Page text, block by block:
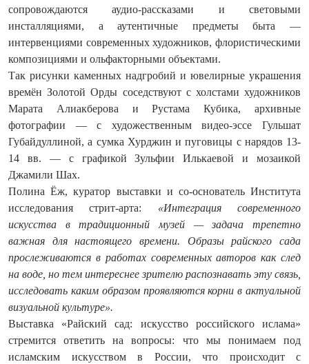
сопровождаются аудио-рассказами и световыми
инсталляциями, а аутентичные предметы быта —
интервенциями современных художников, флористическими
композициями и ольфакторными объектами.
Так рисунки каменных надгробий и ювелирные украшения
времён Золотой Орды соседствуют с холстами художников
Марата Алиакберова и Рустама Кубика, архивные
фотографии — с художественным видео-эссе Гульшат
Губайдуллиной, а сумка Хурджин и пуговицы с нарядов 13-
14 вв. — с графикой Зульфии Илькаевой и мозаикой
Джамили Шах.
Полина Ёж, куратор выставки и со-основатель Института
исследования стрит-арта: «Интеграция современного
искусства в традиционный музей — задача трепетно
важная для настоящего времени. Образы райского сада
прослеживаются в работах современных авторов как след
на воде, но тем интереснее зрителю распознавать эту связь,
исследовать каким образом проявляются корни в актуальной
визуальной культуре».
Выставка «Райский сад: искусство российского ислама»
стремится ответить на вопросы: что мы понимаем под
исламским искусством в России, что происходит с